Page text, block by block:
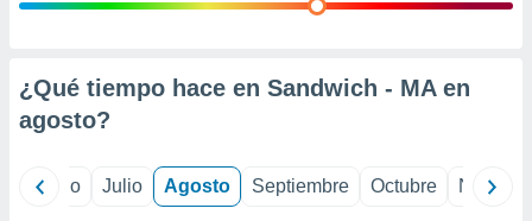
e
mediante
¿Qué tiempo hace en Sandwich - MA en
agosto?
Junio Julio Agosto Septiembre Octubre